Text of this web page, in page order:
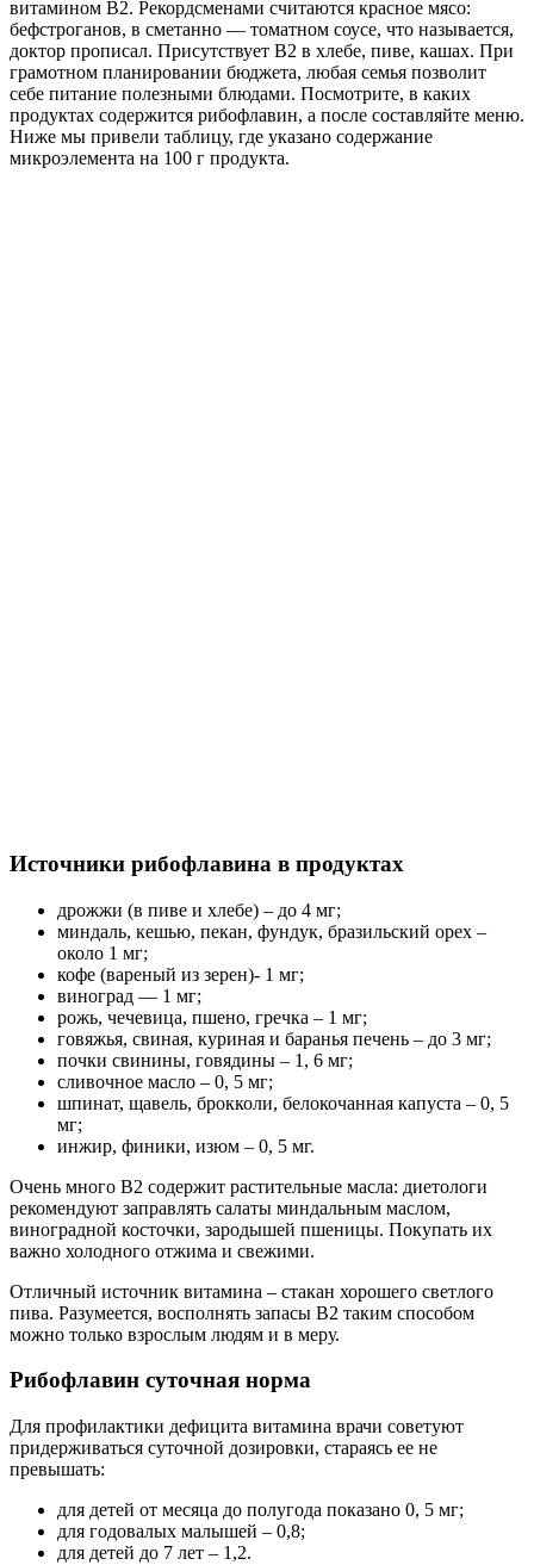
витамином В2. Рекордсменами считаются красное мясо:
бефстроганов, в сметанно — томатном соусе, что называется,
доктор прописал. Присутствует В2 в хлебе, пиве, кашах. При
грамотном планировании бюджета, любая семья позволит
себе питание полезными блюдами. Посмотрите, в каких
продуктах содержится рибофлавин, а после составляйте меню.
Ниже мы привели таблицу, где указано содержание
микроэлемента на 100 г продукта.
Источники рибофлавина в продуктах
дрожжи (в пиве и хлебе) – до 4 мг;
миндаль, кешью, пекан, фундук, бразильский орех –
около 1 мг;
кофе (вареный из зерен)- 1 мг;
виноград — 1 мг;
рожь, чечевица, пшено, гречка – 1 мг;
говяжья, свиная, куриная и баранья печень – до 3 мг;
почки свинины, говядины – 1, 6 мг;
сливочное масло – 0, 5 мг;
шпинат, щавель, брокколи, белокочанная капуста – 0, 5
мг;
инжир, финики, изюм – 0, 5 мг.
Очень много В2 содержит растительные масла: диетологи
рекомендуют заправлять салаты миндальным маслом,
виноградной косточки, зародышей пшеницы. Покупать их
важно холодного отжима и свежими.
Отличный источник витамина – стакан хорошего светлого
пива. Разумеется, восполнять запасы В2 таким способом
можно только взрослым людям и в меру.
Рибофлавин суточная норма
Для профилактики дефицита витамина врачи советуют
придерживаться суточной дозировки, стараясь ее не
превышать:
для детей от месяца до полугода показано 0, 5 мг;
для годовалых малышей – 0,8;
для детей до 7 лет – 1,2.